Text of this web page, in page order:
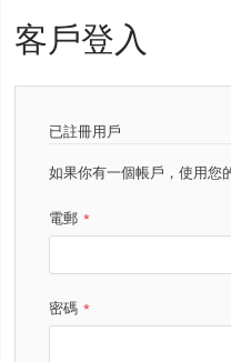
客戶登入
已註冊用戶
如果你有一個帳戶，使用您
電郵
密碼